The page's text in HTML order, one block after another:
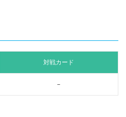
対戦カード
－